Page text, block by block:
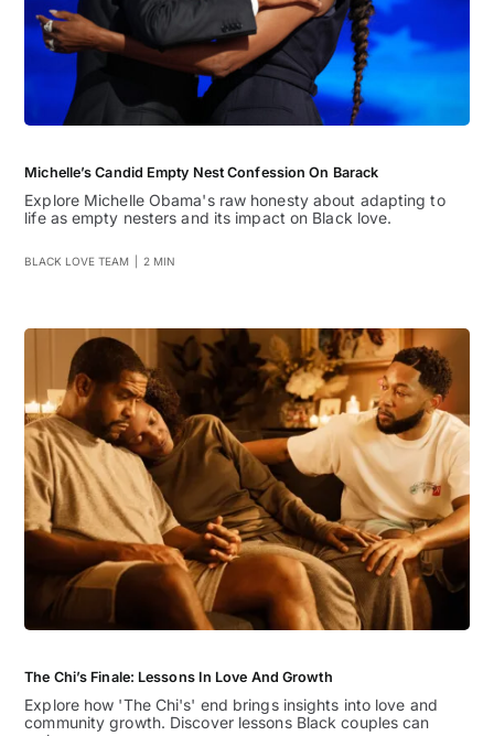
Michelle’s Candid Empty Nest Confession On Barack
Explore Michelle Obama's raw honesty about adapting to
life as empty nesters and its impact on Black love.
BLACK LOVE TEAM 2 MIN
The Chi’s Finale: Lessons In Love And Growth
Explore how 'The Chi's' end brings insights into love and
community growth. Discover lessons Black couples can